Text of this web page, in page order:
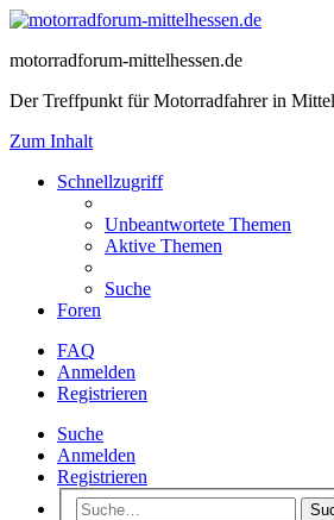
motorradforum-mittelhessen.de
Der Treffpunkt für Motorradfahrer in
Zum Inhalt
Schnellzugriff
Unbeantwortete Themen
Aktive Themen
Suche
Foren
FAQ
Anmelden
Registrieren
Suche
Anmelden
Registrieren